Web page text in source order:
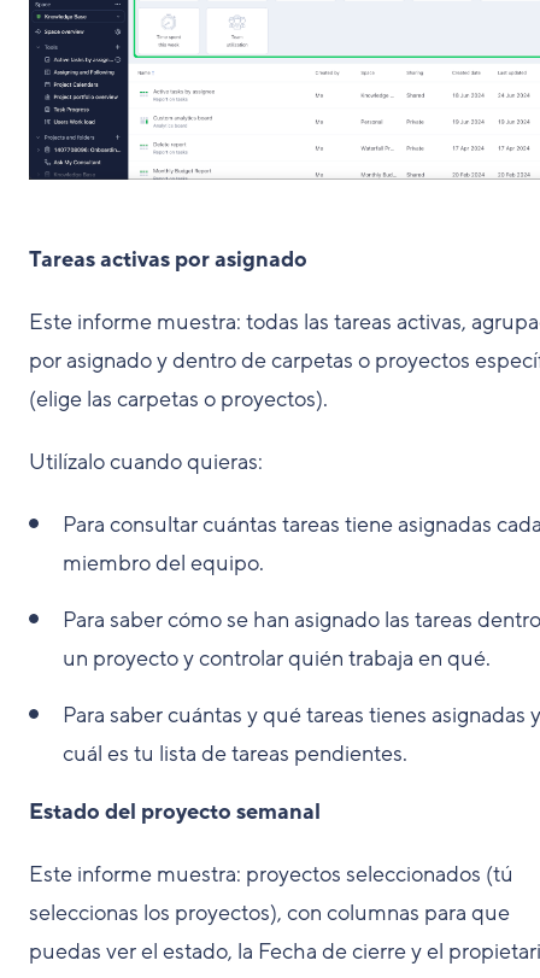
Tareas activas por asignado
Este informe muestra: todas las tareas activas,
por asignado y dentro de carpetas o proyectos
(elige las carpetas o proyectos).
Utilízalo cuando quieras:
Para consultar cuántas tareas tiene asignadas
miembro del equipo.
Para saber cómo se han asignado las tareas
un proyecto y controlar quién trabaja en qué.
Para saber cuántas y qué tareas tienes asignadas y
cuál es tu lista de tareas pendientes.
Estado del proyecto semanal
Este informe muestra: proyectos seleccionados (tú
seleccionas los proyectos), con columnas para que
puedas ver el estado, la Fecha de cierre y el